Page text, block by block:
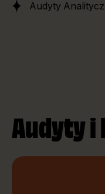
Audyty
Audyty